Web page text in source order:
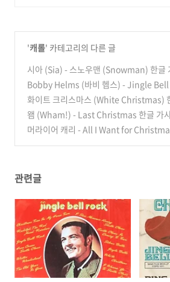
'캐롤' 카테고리의 다른 글
시아 (Sia) - 스노우맨 (Snowman) 한글
석/ 캐럴 추천 (1)
Bobby Helms (바비 헴스) - Jingle
(징글벨 락) 한글 가사/해석
(0)
화이트 크리스마스 (White Christmas)
사/해석
(0)
왬 (Wham!) - Last Christmas 한글 가
뜻/의미
(2)
머라이어 캐리 - All I Want for
관련글